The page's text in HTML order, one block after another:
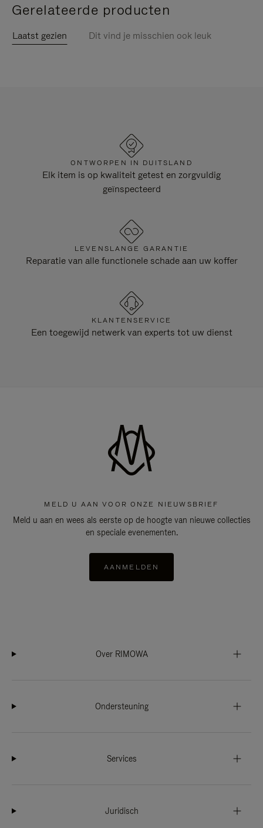
Gerelateerde producten
Laatst gezien Dit vind je misschien ook leuk
ONTWORPEN IN DUITSLAND
Elk item is op kwaliteit getest en zorgvuldig
geïnspecteerd
LEVENSLANGE GARANTIE
Reparatie van alle functionele schade aan uw koffer
KLANTENSERVICE
Een toegewijd netwerk van experts tot uw dienst
MELD U AAN VOOR ONZE NIEUWSBRIEF
Meld u aan en wees als eerste op de hoogte van nieuwe collecties
en speciale evenementen.
AANMELDEN
Over RIMOWA
Ondersteuning
Services
Juridisch